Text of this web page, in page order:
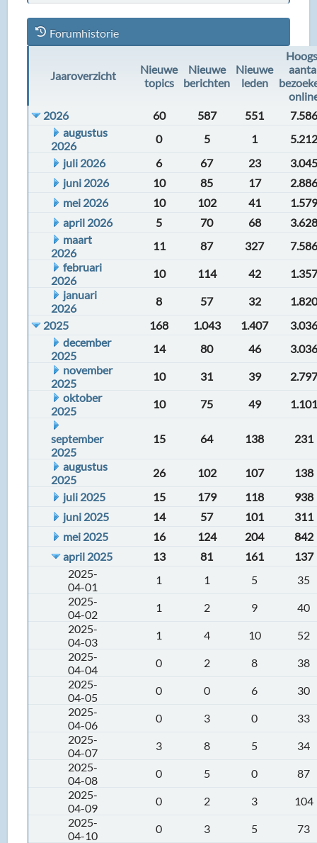
Forumhistorie
Jaaroverzicht
Nieuwe
topics
Nieuwe
berichten
Nieuwe
leden
2026
60 587 551
7.586
augustus
2026
0 5 1
5.212
juli 2026
6 67 23
3.045
juni 2026
10 85 17
2.886
mei 2026
10 102 41
1.579
april 2026
5 70 68
3.628
maart
2026
11 87 327
7.586
februari
2026
10 114 42
1.357
januari
2026
8 57 32
1.820
2025
168 1.043 1.407
3.036
december
2025
14 80 46
3.036
november
2025
10 31 39
2.797
oktober
2025
10 75 49 1.101
september
2025
15 64 138 231
augustus
2025
26 102 107
138
juli 2025
15 179 118
938
juni 2025
14 57 101
311
mei 2025
16 124 204
842
april 2025
13 81 161
137
2025-
04-01
1 1 5
35
2025-
04-02
1 2 9
40
2025-
04-03
1 4 10
52
2025-
04-04
0 2 8
38
2025-
04-05
0 0 6
30
2025-
04-06
0 3 0
33
2025-
04-07
3 8 5
34
2025-
04-08
0 5 0
87
2025-
04-09
0 2 3
104
2025-
04-10
0 3 5 73